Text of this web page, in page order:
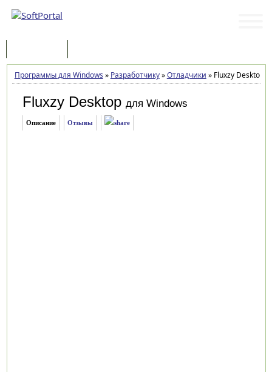
Программы для Windows » Разработчику»Отладчики »Fluxzy Desktop
Fluxzy Desktop для Windows
Описание Отзывы